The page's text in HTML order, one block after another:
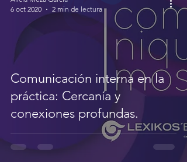
Comunicación interna en la
práctica: Cercanía y
conexiones profundas.
6 oct 2020
2 min de lectura